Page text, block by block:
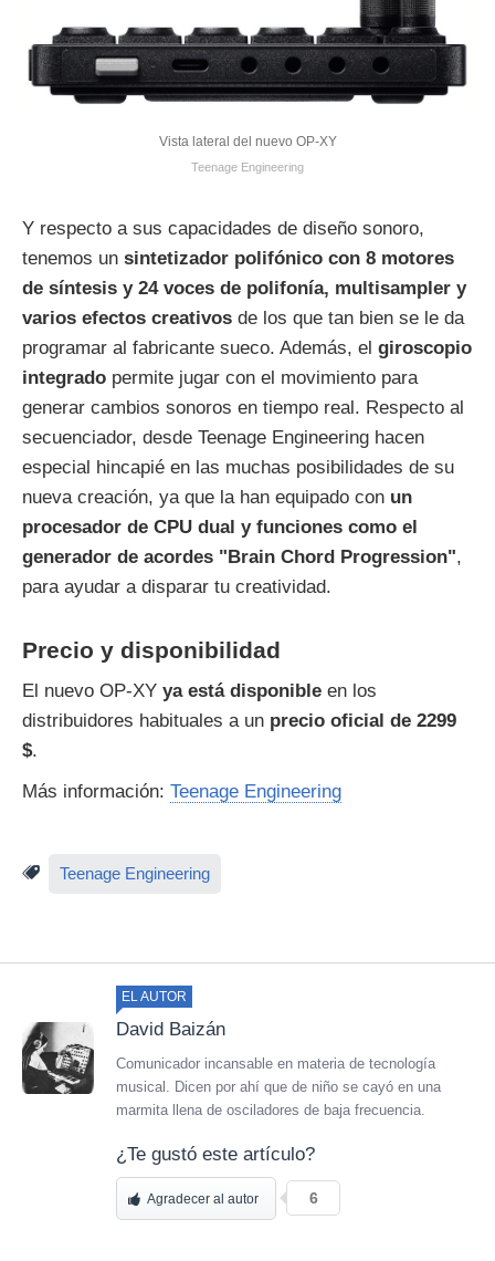
Vista lateral del nuevo OP-XY
Teenage Engineering
Y respecto a sus capacidades de diseño sonoro,
tenemos un sintetizador polifónico con 8 motores
de síntesis y 24 voces de polifonía, multisampler y
varios efectos creativos de los que tan bien se le da
programar al fabricante sueco. Además, el giroscopio
integrado permite jugar con el movimiento para
generar cambios sonoros en tiempo real. Respecto al
secuenciador, desde Teenage Engineering hacen
especial hincapié en las muchas posibilidades de su
nueva creación, ya que la han equipado con un
procesador de CPU dual y funciones como el
generador de acordes "Brain Chord Progression",
para ayudar a disparar tu creatividad.
Precio y disponibilidad
El nuevo OP-XY ya está disponible en los
distribuidores habituales a un precio oficial de 2299
$.
Más información: Teenage Engineering
Teenage Engineering
EL AUTOR
David Baizán
Comunicador incansable en materia de tecnología
musical. Dicen por ahí que de niño se cayó en una
marmita llena de osciladores de baja frecuencia.
¿Te gustó este artículo?
Agradecer al autor 6